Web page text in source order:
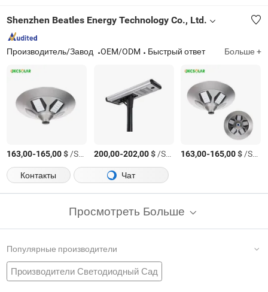
Shenzhen Beatles Energy Technology Co., Ltd.
Производитель/Завод OEM/ODM Быстрый ответ Больше +
163,00-165,00$/Sets 200,00-202,00$/Sets 163,00-165,00$/Sets
Контакты
Чат
Просмотреть Больше
Популярные производители
Производители Светодиодный Сад